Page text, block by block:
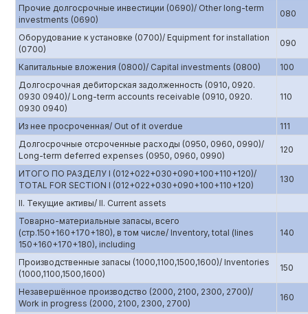
Прочие долгосрочные инвестиции (0690)/ Other long-term
investments (0690)
080
Оборудование к установке (0700)/ Equipment for installation
(0700)
090
Капитальные вложения (0800)/ Capital investments (0800)
100
Долгосрочная дебиторская задолженность (0910, 0920.
0930 0940)/ Long-term accounts receivable (0910, 0920.
0930 0940)
110
Из нее просроченная/ Out of it overdue
111
Долгосрочные отсроченные расходы (0950, 0960, 0990)/
Long-term deferred expenses (0950, 0960, 0990)
120
ИТОГО ПО РАЗДЕЛУ I (012+022+030+090+100+110+120)/
TOTAL FOR SECTION I (012+022+030+090+100+110+120)
130
II. Текущие активы/ II. Current assets
Товарно-материальные запасы, всего
(стр.150+160+170+180), в том числе/ Inventory, total (lines
150+160+170+180), including
140
Производственные запасы (1000,1100,1500,1600)/ Inventories
(1000,1100,1500,1600)
150
Незавершённое производство (2000, 2100, 2300, 2700)/
Work in progress (2000, 2100, 2300, 2700)
160